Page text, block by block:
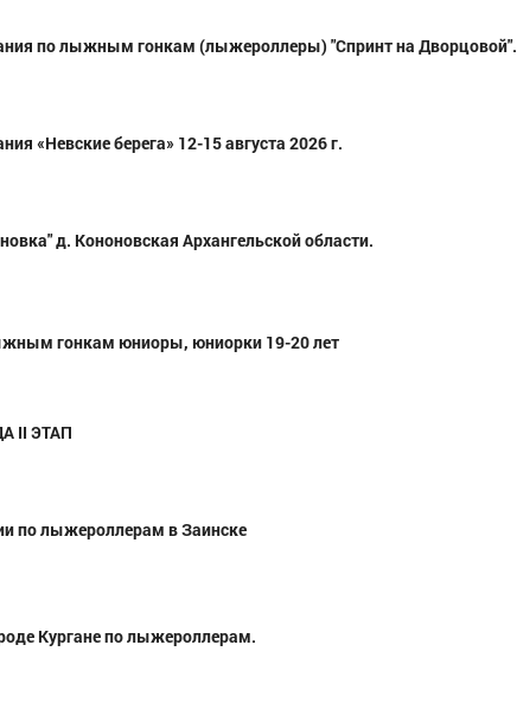
по лыжным гонкам (лыжероллеры) "Спринт на Дворцовой".
«Невские берега» 12-15 августа 2026 г.
д. Кононовская Архангельской области.
гонкам юниоры, юниорки 19-20 лет
II ЭТАП
по лыжероллерам в Заинске
Кургане по лыжероллерам.